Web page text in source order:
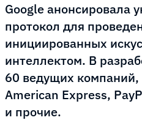
Google анонсировала
протокол для
инициированных
интеллектом. В
60 ведущих
American Express,
и прочие.